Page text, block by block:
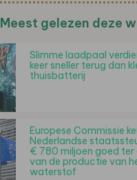
Meest gelezen deze
Slimme laadpaal
keer sneller terug dan
thuisbatterij
Europese Commissie
Nederlandse
€ 780 miljoen goed ter
van de productie van
waterstof